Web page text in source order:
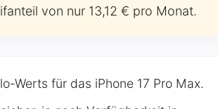
von nur 13,12 € pro Monat.
Werts für das iPhone 17 Pro Max.